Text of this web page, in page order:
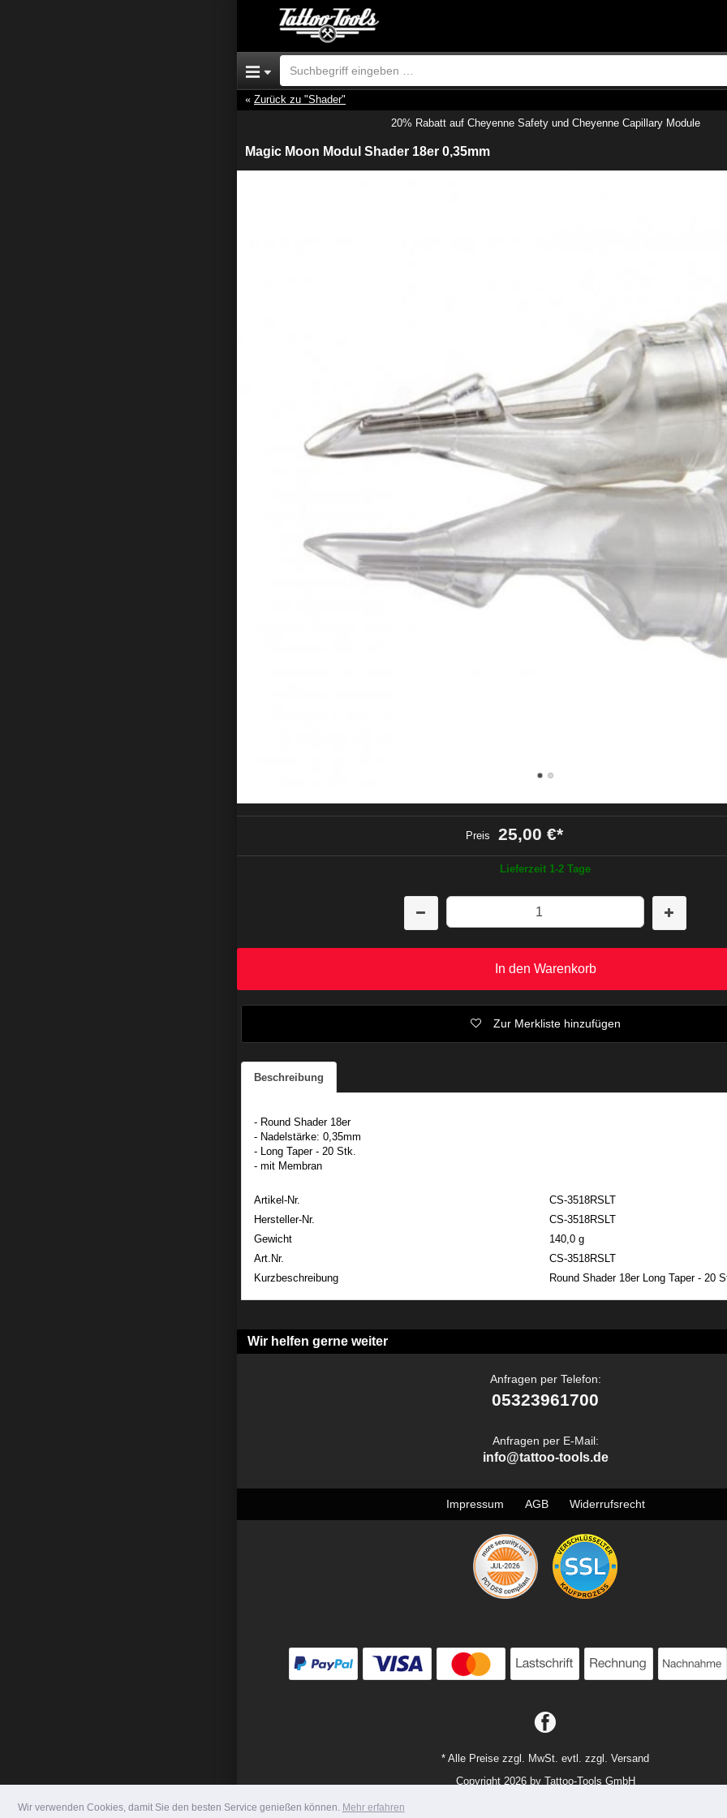
Wir verwenden Cookies, damit Sie den besten Service genießen können. Mehr erfahren
Zurück zu "Shader"
20% Rabatt auf Cheyenne Safety und Cheyenne Capillary Module
Magic Moon Modul Shader 18er 0,35mm
Preis 25,00 €*
Lieferzeit 1-2 Tage
In den Warenkorb
Zur Merkliste hinzufügen
Beschreibung
- Round Shader 18er
- Nadelstärke: 0,35mm
- Long Taper - 20 Stk.
- mit Membran
Artikel-Nr.
CS-3518RSLT
Hersteller-Nr.
CS-3518RSLT
Gewicht
140,0 g
Art.Nr.
CS-3518RSLT
Kurzbeschreibung
Round Shader 18er Long Taper - 20
Wir helfen gerne weiter
Anfragen per Telefon:
05323961700
Anfragen per E-Mail:
info@tattoo-tools.de
Impressum AGB Widerrufsrecht
* Alle Preise zzgl. MwSt. evtl. zzgl. Versand
Copyright 2026 by Tattoo-Tools GmbH